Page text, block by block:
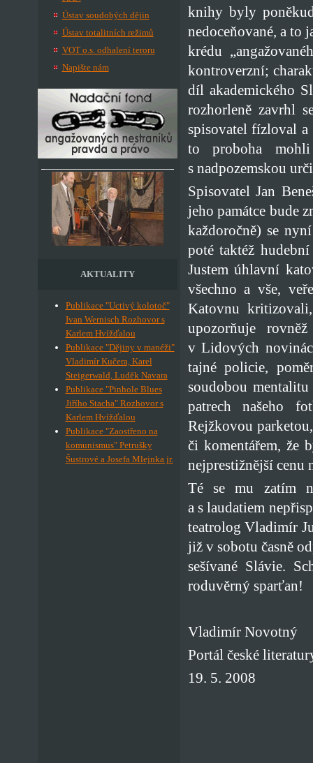
Ústav soudobých dějin
Ústav totalitních režimů
VOT o.s. odhalení teroru
Napište nám
AKTUALITY
Publikace "Uctivý kolotoč"
Ivan Wernisch Rozhovor s
Karlem Hvížďalou
Publikace "Dějiny v manéži"
Vladimír Kučera, Karel
Steigerwald, Luděk Navara
Publikace "Pinhole Blues
Jiřího Stacha" Rozhovor s
Karlem Hvížďalou
Publikace "Zaostřeno na
komunismus" Petrušky
Šustrové a Josefa Mlejnka jr.
knihy byly
nedoceňované, a to
krédu
kontroverzní;
díl akademického
rozhorleně zavrhl
spisovatel fízloval
to proboha
s nadpozemskou
Spisovatel Jan
jeho památce bude
každoročně) se
poté taktéž
Justem úhlavní
všechno a vše,
Katovnu
upozorňuje
v Lidových
tajné policie,
soudobou
patrech našeho
Rejžkovou
či komentářem, že
nejprestižnější cenu
Té se mu zatím
a s laudatiem
teatrolog Vladimír
již v sobotu časně
sešívané Slávie.
roduvěrný sparťan!
Vladimír Novotný
Portál české
19. 5. 2008